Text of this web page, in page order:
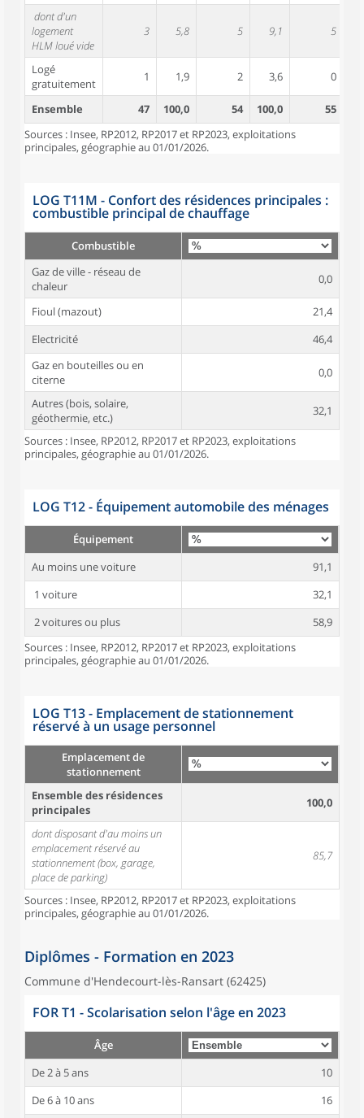
dont d'un
logement
HLM loué vide
3 5,8 5 9,1 5
Logé
gratuitement
1 1,9 2 3,6 0
Ensemble 47 100,0 54 100,0 55
Sources : Insee, RP2012, RP2017 et RP2023, exploitations
principales, géographie au 01/01/2026.
LOG T11M - Confort des résidences principales :
combustible principal de chauffage
Combustible
Gaz de ville - réseau de
chaleur
0,0
Fioul (mazout)
21,4
Electricité
46,4
Gaz en bouteilles ou en
citerne
0,0
Autres (bois, solaire,
géothermie, etc.)
32,1
Sources : Insee, RP2012, RP2017 et RP2023, exploitations
principales, géographie au 01/01/2026.
LOG T12 - Équipement automobile des ménages
Équipement
Au moins une voiture
91,1
1 voiture
32,1
2 voitures ou plus
58,9
Sources : Insee, RP2012, RP2017 et RP2023, exploitations
principales, géographie au 01/01/2026.
LOG T13 - Emplacement de stationnement
réservé à un usage personnel
Emplacement de
stationnement
Ensemble des résidences
principales
100,0
dont disposant d'au moins un
emplacement réservé au
stationnement (box, garage,
place de parking)
85,7
Sources : Insee, RP2012, RP2017 et RP2023, exploitations
principales, géographie au 01/01/2026.
Diplômes - Formation en 2023
Commune d'Hendecourt-lès-Ransart (62425)
FOR T1 - Scolarisation selon l'âge en 2023
Âge
De 2 à 5 ans
10
De 6 à 10 ans
16